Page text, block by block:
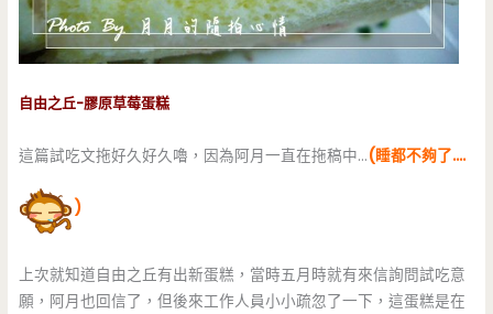
自由之丘-膠原草莓蛋糕
這篇試吃文拖好久好久嚕，因為阿月一直在拖稿中…(睡都不夠了….
)
上次就知道自由之丘有出新蛋糕，當時五月時就有來信詢問試吃意
願，阿月也回信了，但後來工作人員小小疏忽了一下，這蛋糕是在